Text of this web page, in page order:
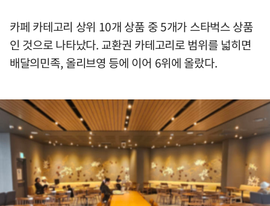
카페 카테고리 상위 10개 상품 중 5개가 스타벅스 상품
인 것으로 나타났다. 교환권 카테고리로 범위를 넓히면
배달의민족, 올리브영 등에 이어 6위에 올랐다.